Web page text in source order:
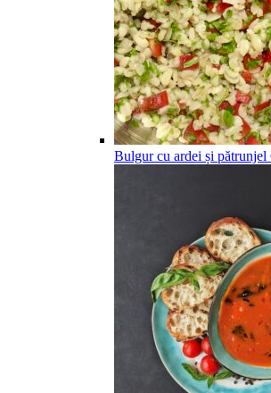
Bulgur cu ardei și pătrunjel